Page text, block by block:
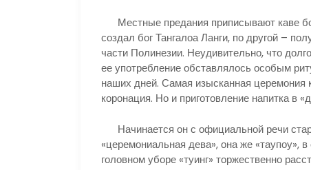
Местные предания приписывают каве
создал бог Тангалоа Ланги, по другой –
части Полинезии. Неудивительно, что
ее употребление обставлялось особым
наших дней. Самая изысканная церемония
коронация. Но и приготовление напитка в
Начинается он с официальной речи
«церемониальная дева», она же «таупоу»,
головном уборе «туинг» торжественно